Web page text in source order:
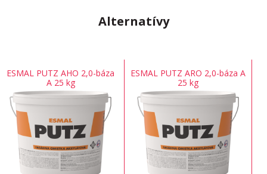
Alternatívy
ESMAL PUTZ AHO 2,0-báza
A 25 kg
ESMAL PUTZ ARO 2,0-báza A
25 kg